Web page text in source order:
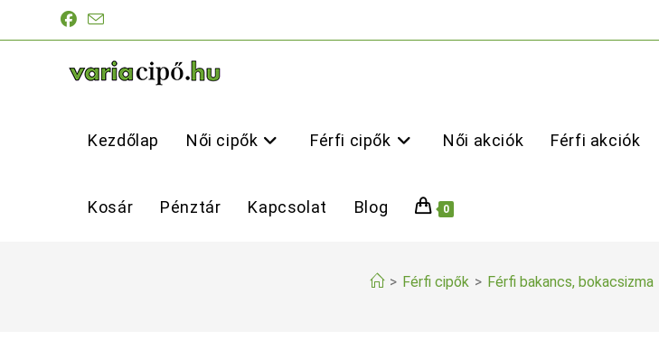
Kezdőlap Női cipők Férfi cipők Női akciók Férfi akciók
Kosár Pénztár Kapcsolat Blog 0
> Férfi cipők > Férfi bakancs, bokacsizma